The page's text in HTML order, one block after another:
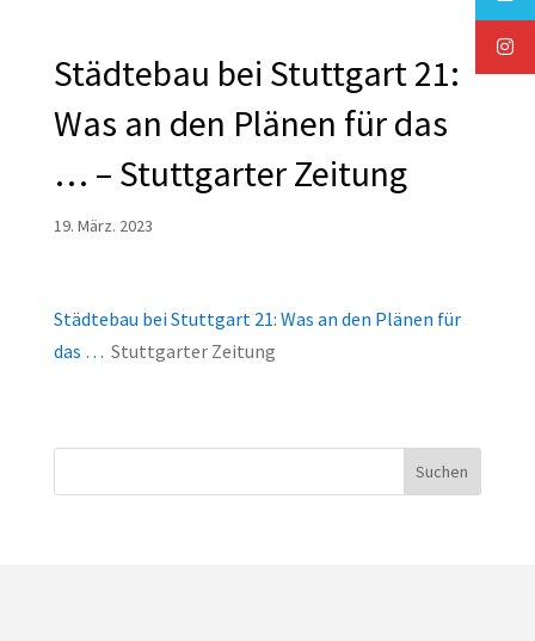
Städtebau bei Stuttgart 21:
Was an den Plänen für das
… – Stuttgarter Zeitung
19. März. 2023
Städtebau bei Stuttgart 21: Was an den Plänen für
das … Stuttgarter Zeitung
Suchen